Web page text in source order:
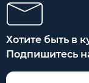
Хотите быть в
Подпишитесь